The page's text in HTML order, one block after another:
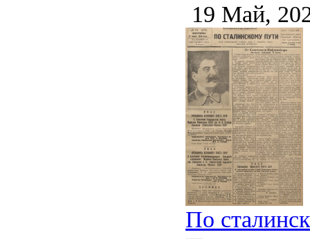
19 Май,
По